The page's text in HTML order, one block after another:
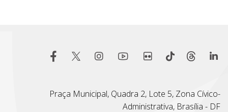
Praça Municipal, Quadra 2, Lote 5, Zona Cívico-
Administrativa, Brasília - DF